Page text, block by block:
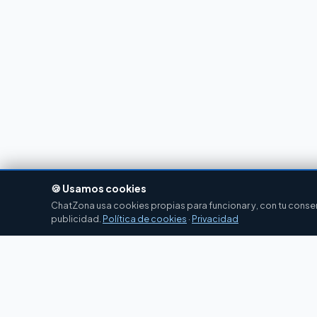
🍪 Usamos cookies
ChatZona usa cookies propias para funcionar y, con tu
publicidad. Política de cookies · Privacidad